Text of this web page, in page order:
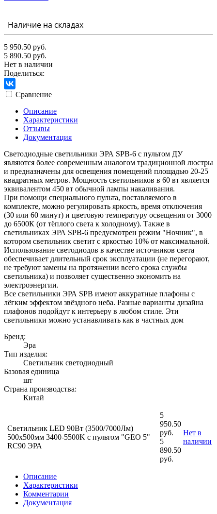
Наличие на складах
5 950.50 руб.
5 890.50 руб.
Нет в наличии
Поделиться:
Сравнение
Описание
Характеристики
Отзывы
Документация
Светодиодные светильники ЭРА SPB-6 с пультом ДУ
являются более современным аналогом традиционной люстры
и предназначены для освещения помещений площадью 20-25
квадратных метров. Мощность светильников в 60 вт является
эквивалентом 450 вт обычной лампы накаливания.
При помощи специального пульта, поставляемого в
комплекте, можно регулировать яркость, время отключения
(30 или 60 минут) и цветовую температуру освещения от 3000
до 6500К (от тёплого света к холодному). Также в
светильниках ЭРА SPB-6 предусмотрен режим "Ночник", в
котором светильник светит с яркостью 10% от максимальной.
Использование светодиодов в качестве источников света
обеспечивает длительный срок эксплуатации (не перегорают,
не требуют замены на протяжении всего срока службы
светильника) и позволяет существенно экономить на
электроэнергии.
Все светильники ЭРА SPB имеют аккуратные плафоны с
лёгким эффектом звёздного неба. Разные варианты дизайна
плафонов подойдут к интерьеру в любом стиле. Эти
светильники можно устанавливать как в частных дом
Бренд:
Эра
Тип изделия:
Светильник светодиодный
Базовая единица
шт
Страна производства:
Китай
Светильник LED 90Вт (3500/7000Лм)
500х500мм 3400-5500K с пультом "GEO 5"
RC90 ЭРА
5
950.50
руб.
5
890.50
руб.
Нет в
наличии
Описание
Характеристики
Комментарии
Документация